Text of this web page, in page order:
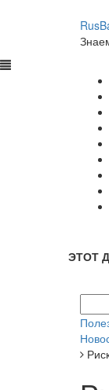
ЭТОТ